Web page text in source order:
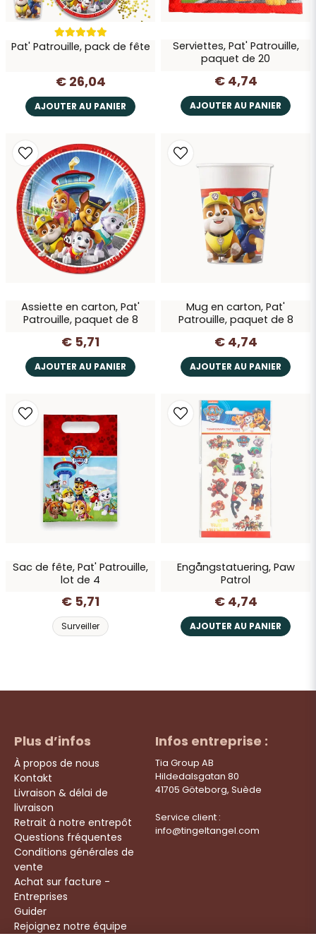
Envoyer la question
Pat' Patrouille, pack de fête
€ 26,04
AJOUTER AU PANIER
Serviettes, Pat' Patrouille,
paquet de 20
€ 4,74
AJOUTER AU PANIER
Assiette en carton, Pat'
Patrouille, paquet de 8
€ 5,71
AJOUTER AU PANIER
Mug en carton, Pat'
Patrouille, paquet de 8
€ 4,74
AJOUTER AU PANIER
Sac de fête, Pat' Patrouille,
lot de 4
€ 5,71
Surveiller
Engångstatuering, Paw
Patrol
€ 4,74
AJOUTER AU PANIER
Plus d’infos
À propos de nous
Kontakt
Livraison & délai de
livraison
Retrait à notre entrepôt
Questions fréquentes
Conditions générales de
vente
Achat sur facture -
Entreprises
Guider
Rejoignez notre équipe
Infos entreprise :
Tia Group AB
Hildedalsgatan 80
41705 Göteborg, Suède
Service client :
info@tingeltangel.com